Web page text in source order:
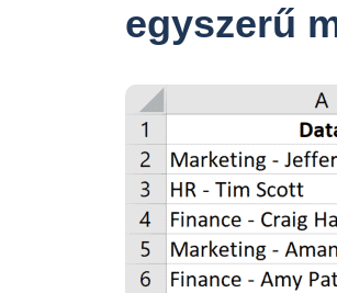
egyszerű